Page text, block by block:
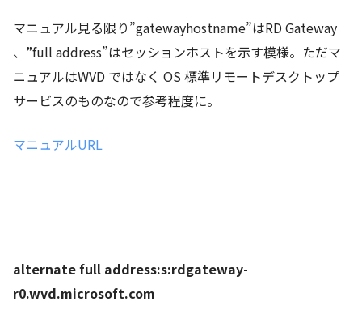
マニュアル見る限り”gatewayhostname”はRD Gateway
、”full address”はセッションホストを示す模様。ただマ
ニュアルはWVD ではなく OS 標準リモートデスクトップ
サービスのものなので参考程度に。
マニュアルURL
alternate full address:s:rdgateway-
r0.wvd.microsoft.com